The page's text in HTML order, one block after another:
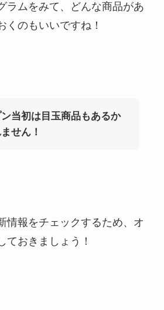
ラムをみて、どんな商品があ
くのもいいですね！
当初は目玉商品もあるか
せん！
情報をチェックするため、オ
ておきましょう！